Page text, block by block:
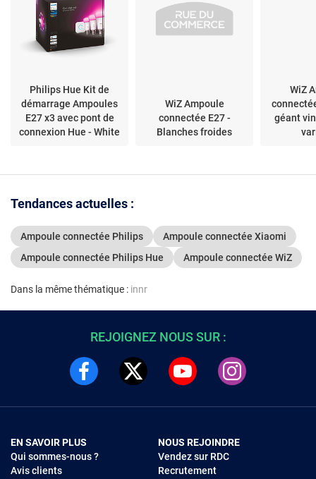
Philips Hue Kit de
démarrage Ampoules
E27 x3 avec pont de
connexion Hue - White
WiZ Ampoule
connectée E27 -
Blanches froides
WiZ
géant
Tendances actuelles :
Ampoule connectée Philips
Ampoule connectée Xiaomi
Ampoule connectée Philips Hue
Ampoule connectée WiZ
Dans la même thématique : innr
REJOIGNEZ NOUS SUR :
EN SAVOIR PLUS
Qui sommes-nous ?
Avis clients
NOUS REJOINDRE
Vendez sur RDC
Recrutement